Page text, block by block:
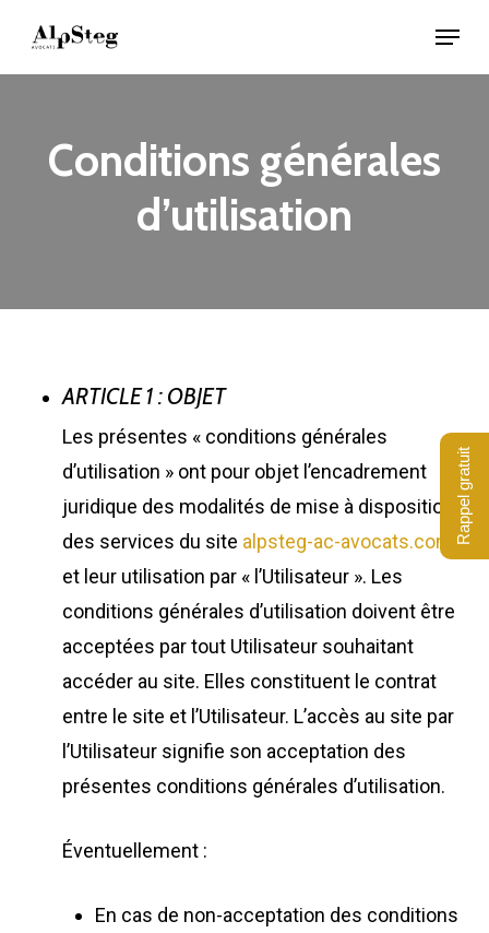
Menu
Conditions générales
d’utilisation
ARTICLE 1 : OBJET
Les présentes « conditions générales
d’utilisation » ont pour objet l’encadrement
juridique des modalités de mise à disposition
des services du site alpsteg-ac-avocats.com
et leur utilisation par « l’Utilisateur ». Les
conditions générales d’utilisation doivent être
acceptées par tout Utilisateur souhaitant
accéder au site. Elles constituent le contrat
entre le site et l’Utilisateur. L’accès au site par
l’Utilisateur signifie son acceptation des
présentes conditions générales d’utilisation.
Éventuellement :
En cas de non-acceptation des conditions
Close
Rappel gratuit